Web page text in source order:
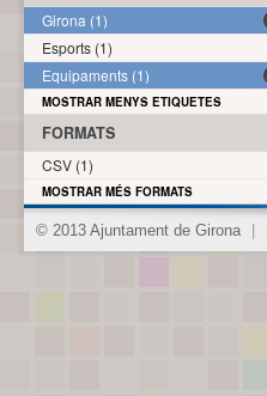
Girona (1)
Esports (1)
Equipaments (1)
MOSTRAR MENYS ETIQUETES
FORMATS
CSV (1)
MOSTRAR MÉS FORMATS
© 2013 Ajuntament de Girona